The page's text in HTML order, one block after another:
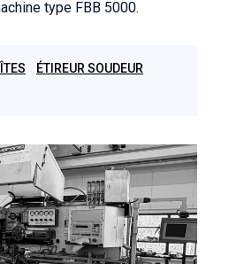
type FBB 5000.
ÉTIREUR SOUDEUR